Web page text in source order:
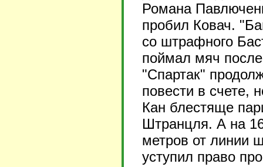
Романа
пробил Ковач.
со штрафного
поймал мяч
"Спартак"
повести в счете,
Кан блестяще
Штранцля. А на
метров от линии
уступил право